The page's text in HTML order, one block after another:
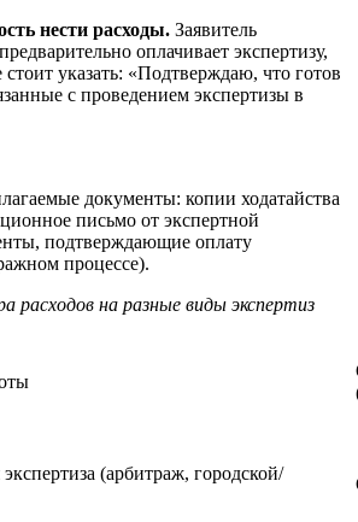
нести расходы. Заявитель
оплачивает экспертизу,
указать: «Подтверждаю, что готов
с проведением экспертизы в
документы: копии ходатайства
письмо от экспертной
подтверждающие оплату
процессе).
расходов на разные виды экспертиз
(арбитраж, городской/